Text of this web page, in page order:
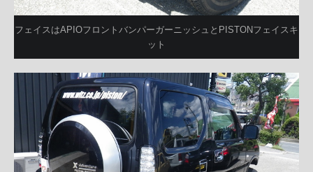
フェイスはAPIOフロントバンパーガーニッシュとPISTONフェイスキ
ット